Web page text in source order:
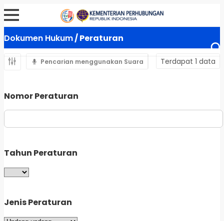
Dokumen Hukum/ Peraturan
Pencarian menggunakan Suara Terdapat 1 data
Nomor Peraturan
Tahun Peraturan
Jenis Peraturan